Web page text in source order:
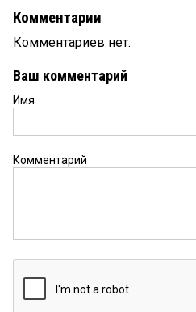
Комментарии
Комментариев нет.
Ваш комментарий
Имя
Комментарий